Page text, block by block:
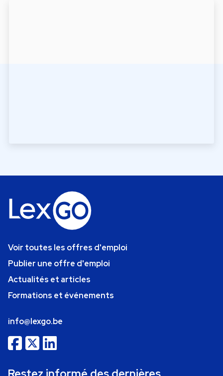
Voir toutes les offres d'emploi
Publier une offre d'emploi
Actualités et articles
Formations et événements
info@lexgo.be